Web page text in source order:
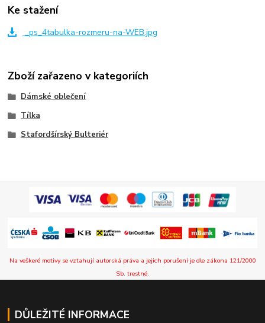
Ke stažení
_ps_4tabulka-rozmeru-na-WEB.jpg
Zboží zařazeno v kategoriích
Dámské oblečení
Tílka
Stafordšírský Bulteriér
Na veškeré motivy se vztahují autorská práva a jejich porušení je dle zákona 121/2000
Sb. trestné.
DŮLEŽITÉ INFORMACE